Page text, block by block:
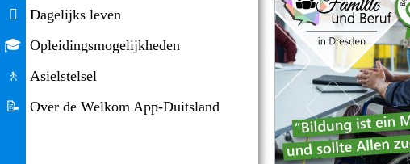

Dagelijks leven
🎓 Opleidingsmogelijkheden
🚶
Asielstelsel
📝
Over de Welkom App-Duitsland